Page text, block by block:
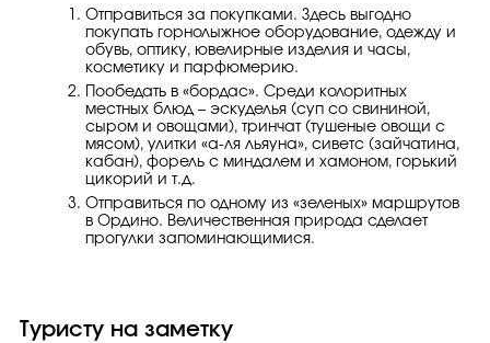
Отправиться за покупками. Здесь выгодно
покупать горнолыжное оборудование, одежду и
обувь, оптику, ювелирные изделия и часы,
косметику и парфюмерию.
Пообедать в «бордас». Среди колоритных
местных блюд – эскуделья (суп со свининой,
сыром и овощами), тринчат (тушеные овощи с
мясом), улитки «а-ля льяуна», сиветс (зайчатина,
кабан), форель с миндалем и хамоном, горький
цикорий и т.д.
Отправиться по одному из «зеленых» маршрутов
в Ордино. Величественная природа сделает
прогулки запоминающимися.
Туристу на заметку